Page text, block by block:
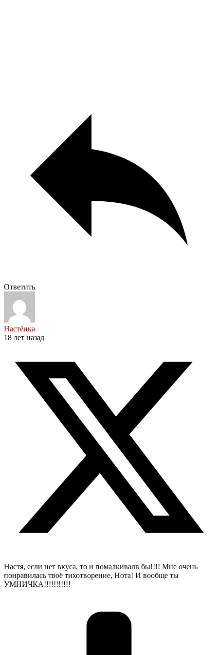
Ответить
Настёнка
18 лет назад
Настя, если нет вкуса, то и помалкивалв бы!!!! Мне очень
понравилась твоё тихотворение, Нота! И вообще ты
УМНИЧКА!!!!!!!!!!!